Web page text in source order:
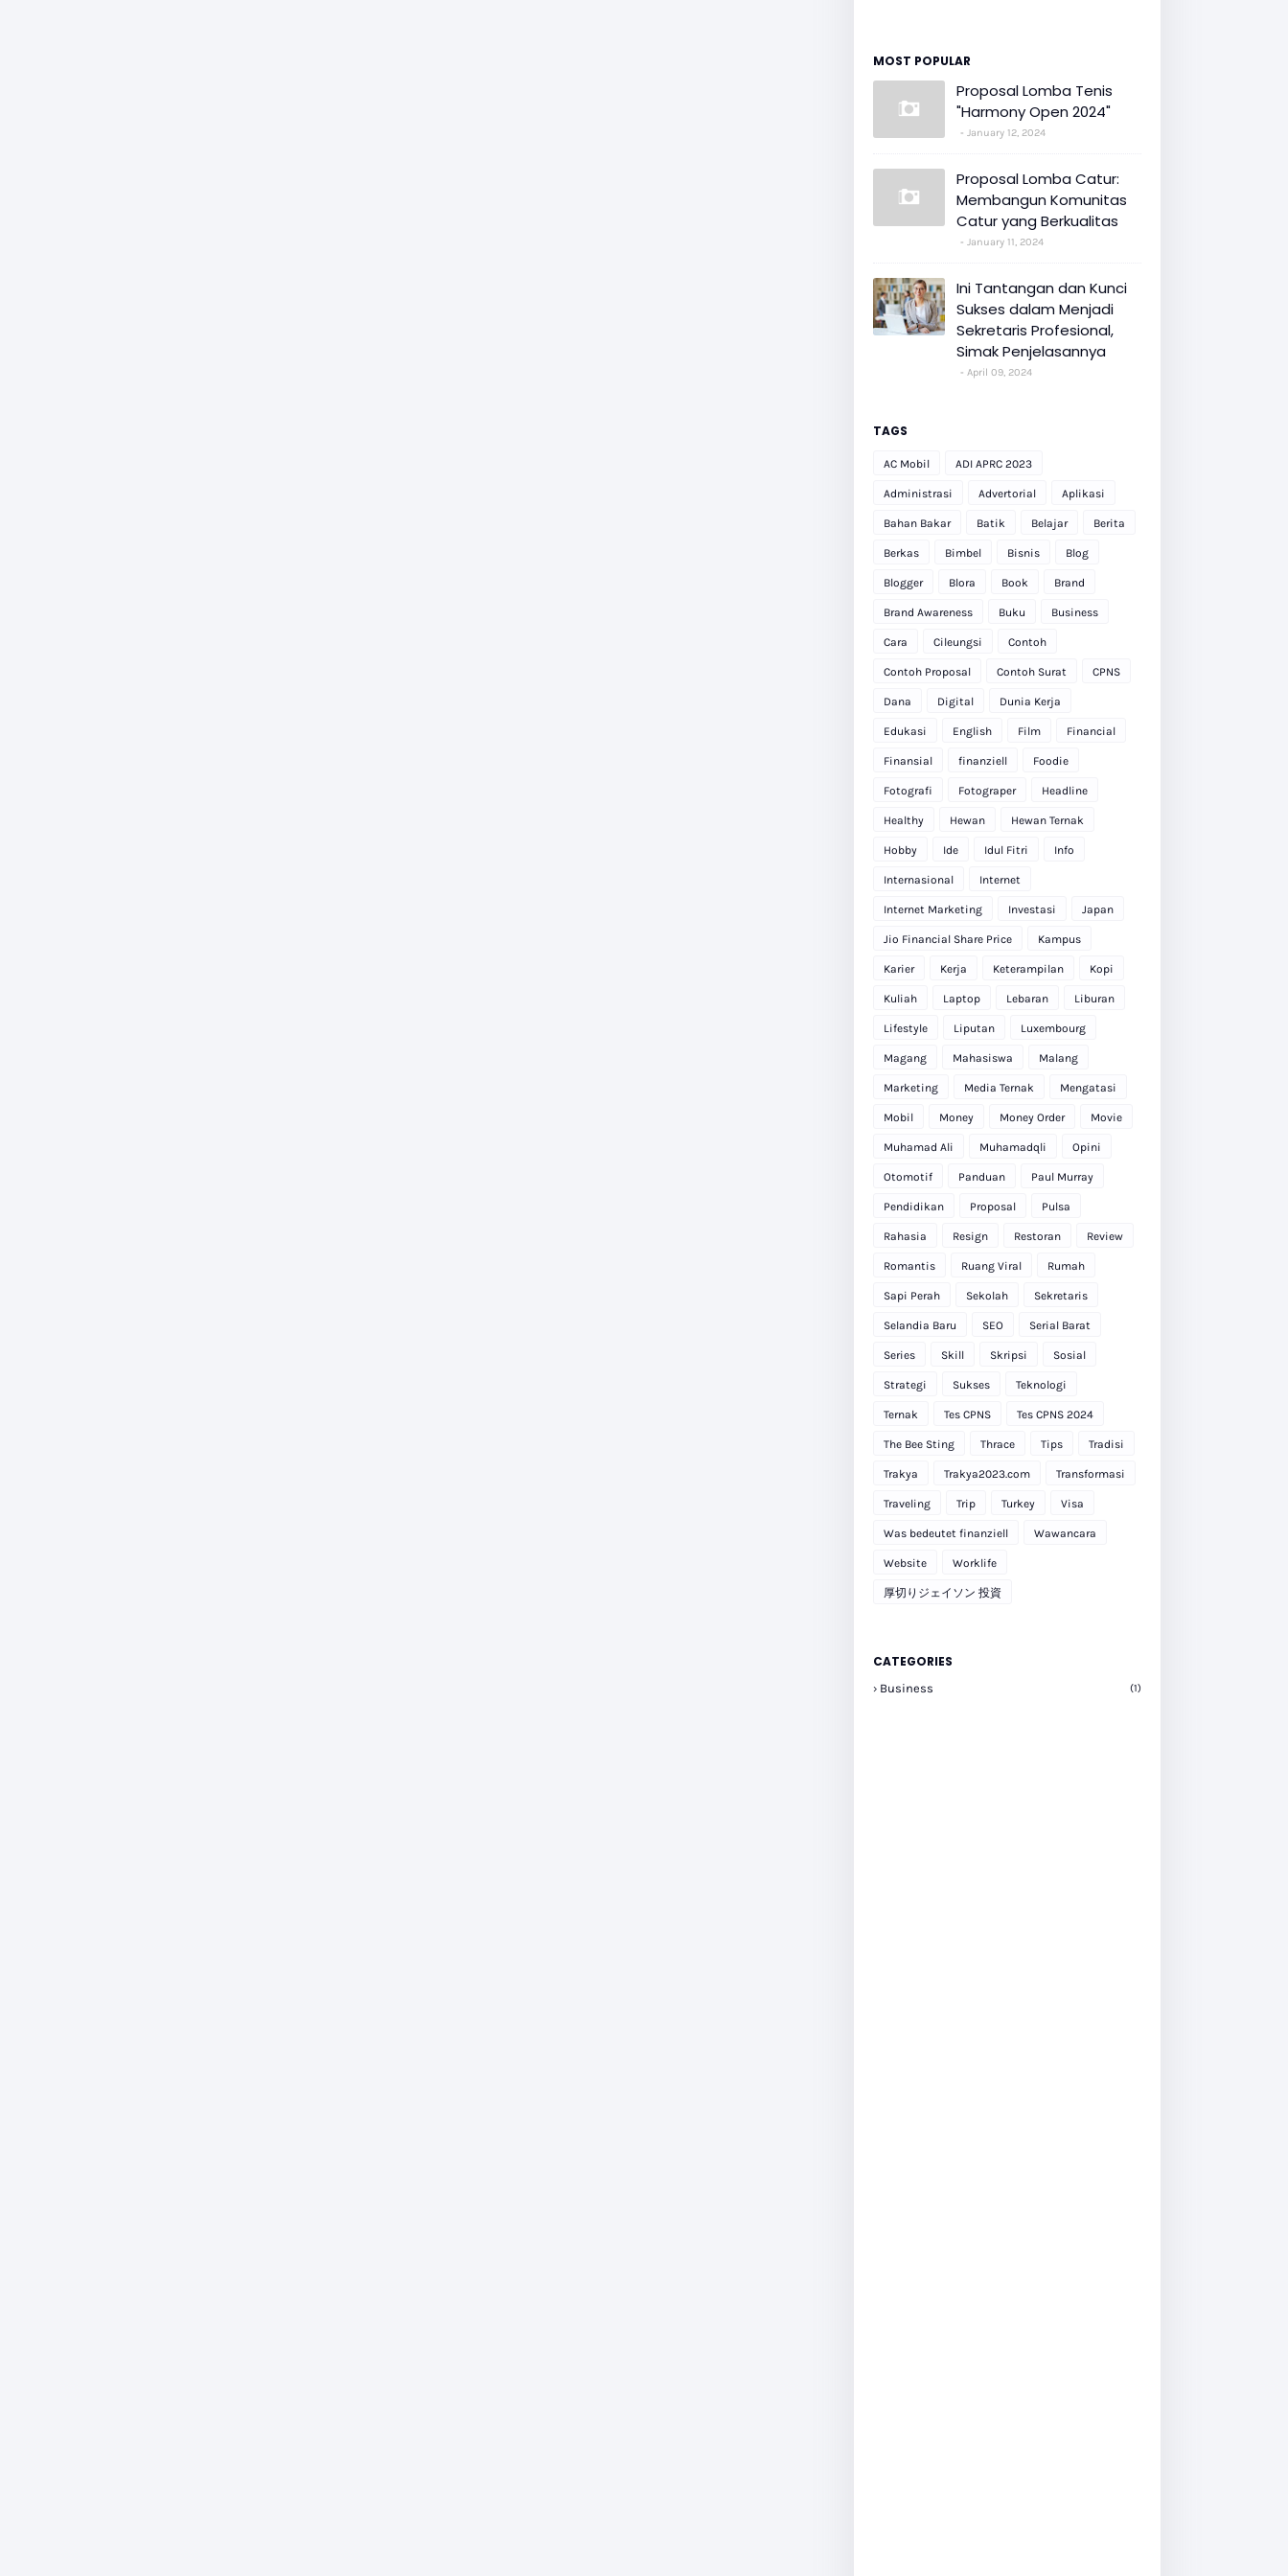
MOST POPULAR
Proposal Lomba Tenis
"Harmony Open 2024"
January 12, 2024
Proposal Lomba Catur:
Membangun Komunitas
Catur yang Berkualitas
January 11, 2024
Ini Tantangan dan Kunci
Sukses dalam Menjadi
Sekretaris Profesional,
Simak Penjelasannya
April 09, 2024
TAGS
AC Mobil ADI APRC 2023
Administrasi Advertorial Aplikasi
Bahan Bakar Batik Belajar Berita
Berkas Bimbel Bisnis Blog
Blogger Blora Book Brand
Brand Awareness Buku Business
Cara Cileungsi Contoh
Contoh Proposal Contoh Surat CPNS
Dana Digital Dunia Kerja
Edukasi English Film Financial
Finansial finanziell Foodie
Fotografi Fotograper Headline
Healthy Hewan Hewan Ternak
Hobby Ide Idul Fitri Info
Internasional Internet
Internet Marketing Investasi Japan
Jio Financial Share Price Kampus
Karier Kerja Keterampilan Kopi
Kuliah Laptop Lebaran Liburan
Lifestyle Liputan Luxembourg
Magang Mahasiswa Malang
Marketing Media Ternak Mengatasi
Mobil Money Money Order Movie
Muhamad Ali Muhamadqli Opini
Otomotif Panduan Paul Murray
Pendidikan Proposal Pulsa
Rahasia Resign Restoran Review
Romantis Ruang Viral Rumah
Sapi Perah Sekolah Sekretaris
Selandia Baru SEO Serial Barat
Series Skill Skripsi Sosial
Strategi Sukses Teknologi
Ternak Tes CPNS Tes CPNS 2024
The Bee Sting Thrace Tips Tradisi
Trakya Trakya2023.com Transformasi
Traveling Trip Turkey Visa
Was bedeutet finanziell Wawancara
Website Worklife
厚切りジェイソン 投資
CATEGORIES
Business (1)